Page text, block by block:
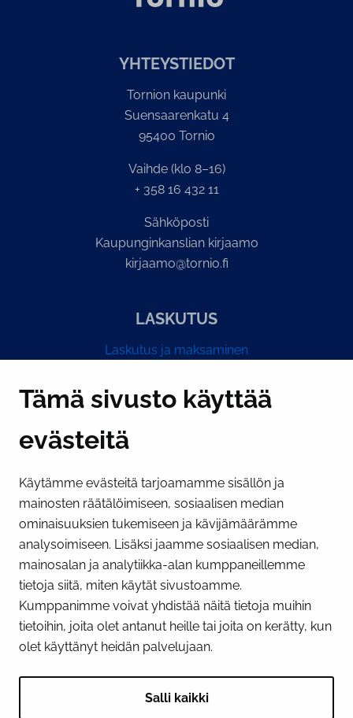
Tämä sivusto käyttää
evästeitä
Käytämme evästeitä tarjoamamme sisällön ja
mainosten räätälöimiseen, sosiaalisen median
ominaisuuksien tukemiseen ja kävijämäärämme
analysoimiseen. Lisäksi jaamme sosiaalisen median,
mainosalan ja analytiikka-alan kumppaneillemme
tietoja siitä, miten käytät sivustoamme.
Kumppanimme voivat yhdistää näitä tietoja muihin
tietoihin, joita olet antanut heille tai joita on kerätty, kun
olet käyttänyt heidän palvelujaan.
Salli kaikki
YH­TEYS­TIE­DOT
Tornion kaupunki
Suensaarenkatu 4
95400 Tornio
Vaihde (klo 8–16)
+ 358 16 432 11
Sähköposti
Kaupunginkanslian kirjaamo
kirjaamo@tornio.fi
LASKUTUS
Laskutus ja maksaminen
PI­KA­LINK­KE­JÄ
Näytä evästeasetukseni
SOSIAALINEN MEDIA
Facebook InstagramYouTube